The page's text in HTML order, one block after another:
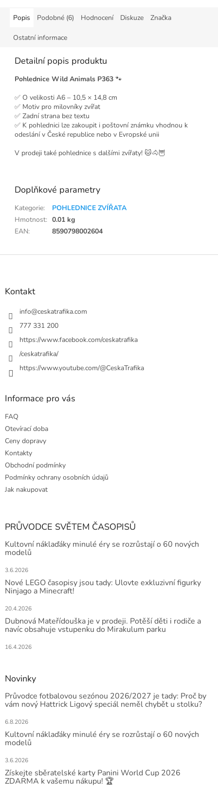
Popis Podobné (6) Hodnocení Diskuze Značka
Ostatní informace
Detailní popis produktu
Pohlednice Wild Animals P363 🐾
✅ O velikosti A6 – 10,5 × 14,8 cm
✅ Motiv pro milovníky zvířat
✅ Zadní strana bez textu
✅ K pohlednici lze zakoupit i poštovní známku vhodnou k
odeslání v České republice nebo v Evropské unii
V prodeji také pohlednice s dalšími zvířaty! 🐱🐴🦉
Doplňkové parametry
Kategorie:
POHLEDNICE ZVÍŘATA
Hmotnost: 0.01 kg
EAN: 8590798002604
Z
Kontakt
info@ceskatrafika.com
777 331 200
https://www.facebook.com/ceskatrafika
/ceskatrafika/
https://www.youtube.com/@CeskaTrafika
Informace pro vás
FAQ
Otevírací doba
Ceny dopravy
Kontakty
Obchodní podmínky
Podmínky ochrany osobních údajů
Jak nakupovat
PRŮVODCE SVĚTEM ČASOPISŮ
Kultovní náklaďáky minulé éry se rozrůstají o 60 nových
modelů
3.6.2026
Nové LEGO časopisy jsou tady: Ulovte exkluzivní figurky
Ninjago a Minecraft!
20.4.2026
Dubnová Mateřídouška je v prodeji. Potěší děti i rodiče a
navíc obsahuje vstupenku do Mirakulum parku
16.4.2026
Novinky
Průvodce fotbalovou sezónou 2026/2027 je tady: Proč by
vám nový Hattrick Ligový speciál neměl chybět u stolku?
6.8.2026
Kultovní náklaďáky minulé éry se rozrůstají o 60 nových
modelů
3.6.2026
Získejte sběratelské karty Panini World Cup 2026
ZDARMA k vašemu nákupu! 🏆